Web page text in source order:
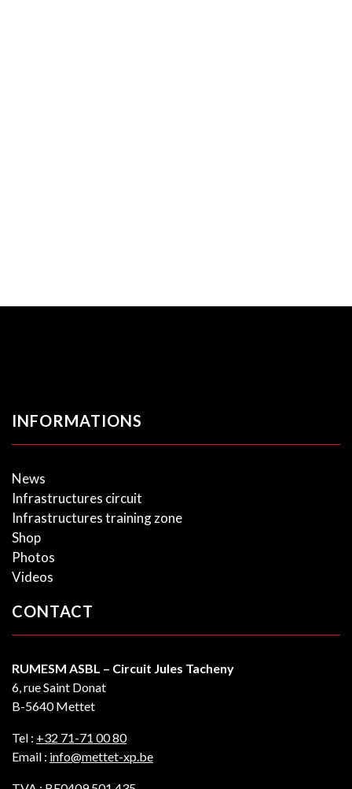
INFORMATIONS
News
Infrastructures circuit
Infrastructures training zone
Shop
Photos
Videos
CONTACT
RUMESM ASBL – Circuit Jules Tacheny
6, rue Saint Donat
B-5640 Mettet
Tel : +32 71-71 00 80
Email : info@mettet-xp.be